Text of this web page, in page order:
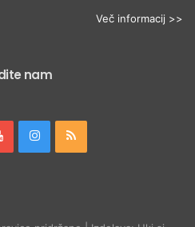
Več informacij >>
nam